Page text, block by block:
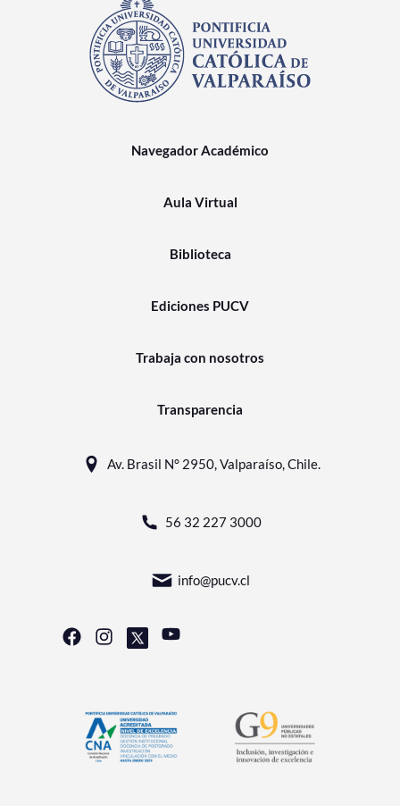
Navegador Académico
Aula Virtual
Biblioteca
Ediciones PUCV
Trabaja con nosotros
Transparencia
Av. Brasil N° 2950, Valparaíso, Chile.
56 32 227 3000
info@pucv.cl